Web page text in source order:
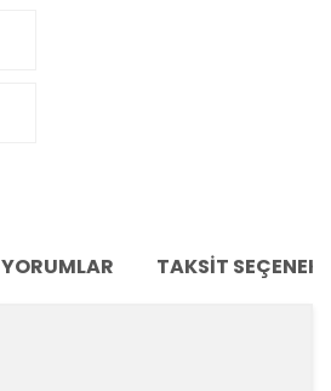
YORUMLAR TAKSIT